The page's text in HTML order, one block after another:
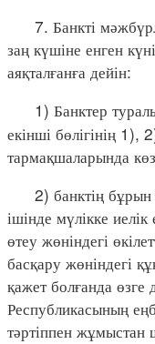
7. Банкті
заң күшіне енген
аяқталғанға дейін:
1) Банктер
екінші бөлігінің
тармақшаларында
2) банктің бұрын
ішінде мүлікке
өтеу жөніндегі
басқару жөніндегі
қажет болғанда өзге
Республикасының
тәртіппен